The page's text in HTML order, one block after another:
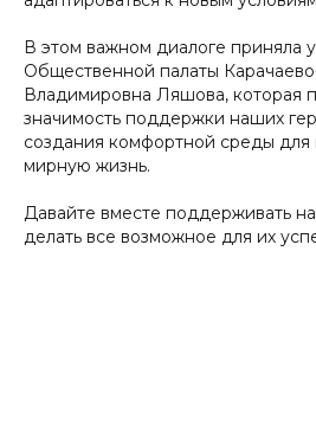
В этом важном диалоге приняла
Общественной палаты
Владимировна Ляшова, которая
значимость поддержки наших
создания комфортной среды для
мирную жизнь.
Давайте вместе поддерживать
делать все возможное для их